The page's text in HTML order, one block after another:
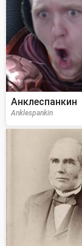
Анклеспанкин
Anklespankin